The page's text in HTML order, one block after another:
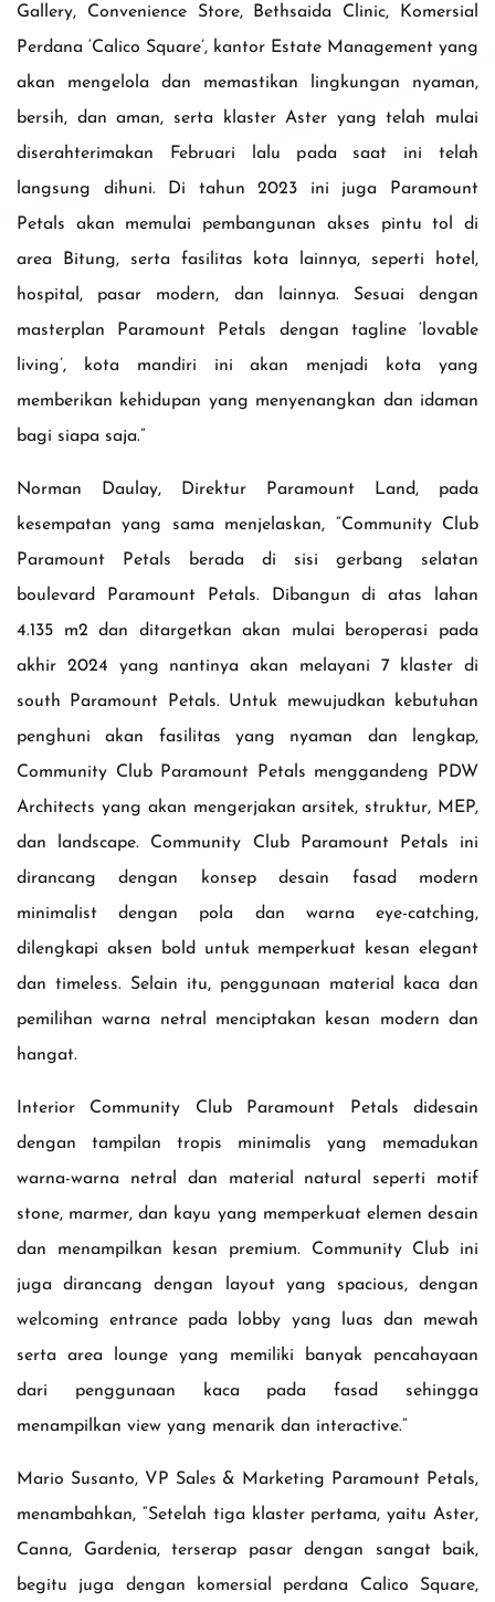
Gallery, Convenience Store, Bethsaida Clinic, Komersial
Perdana ‘Calico Square’, kantor Estate Management yang
akan mengelola dan memastikan lingkungan nyaman,
bersih, dan aman, serta klaster Aster yang telah mulai
diserahterimakan Februari lalu pada saat ini telah
langsung dihuni. Di tahun 2023 ini juga Paramount
Petals akan memulai pembangunan akses pintu tol di
area Bitung, serta fasilitas kota lainnya, seperti hotel,
hospital, pasar modern, dan lainnya. Sesuai dengan
masterplan Paramount Petals dengan tagline ‘lovable
living’, kota mandiri ini akan menjadi kota yang
memberikan kehidupan yang menyenangkan dan idaman
bagi siapa saja.”
Norman Daulay, Direktur Paramount Land, pada
kesempatan yang sama menjelaskan, “Community Club
Paramount Petals berada di sisi gerbang selatan
boulevard Paramount Petals. Dibangun di atas lahan
4.135 m2 dan ditargetkan akan mulai beroperasi pada
akhir 2024 yang nantinya akan melayani 7 klaster di
south Paramount Petals. Untuk mewujudkan kebutuhan
penghuni akan fasilitas yang nyaman dan lengkap,
Community Club Paramount Petals menggandeng PDW
Architects yang akan mengerjakan arsitek, struktur, MEP,
dan landscape. Community Club Paramount Petals ini
dirancang dengan konsep desain fasad modern
minimalist dengan pola dan warna eye-catching,
dilengkapi aksen bold untuk memperkuat kesan elegant
dan timeless. Selain itu, penggunaan material kaca dan
pemilihan warna netral menciptakan kesan modern dan
hangat.
Interior Community Club Paramount Petals didesain
dengan tampilan tropis minimalis yang memadukan
warna-warna netral dan material natural seperti motif
stone, marmer, dan kayu yang memperkuat elemen desain
dan menampilkan kesan premium. Community Club ini
juga dirancang dengan layout yang spacious, dengan
welcoming entrance pada lobby yang luas dan mewah
serta area lounge yang memiliki banyak pencahayaan
dari penggunaan kaca pada fasad sehingga
menampilkan view yang menarik dan interactive.”
Mario Susanto, VP Sales & Marketing Paramount Petals,
menambahkan, “Setelah tiga klaster pertama, yaitu Aster,
Canna, Gardenia, terserap pasar dengan sangat baik,
begitu juga dengan komersial perdana Calico Square,